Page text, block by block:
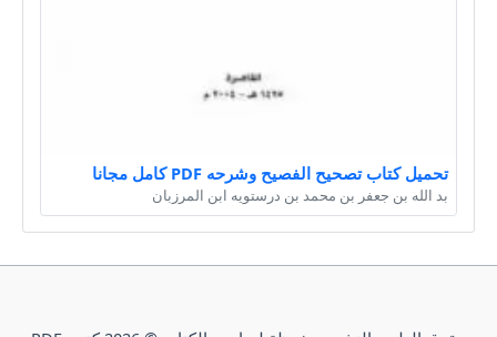
تحميل كتاب تصحيح الفصيح وشرحه PDF كامل مجانا
بد الله بن جعفر بن محمد بن درستويه ابن المرزبان